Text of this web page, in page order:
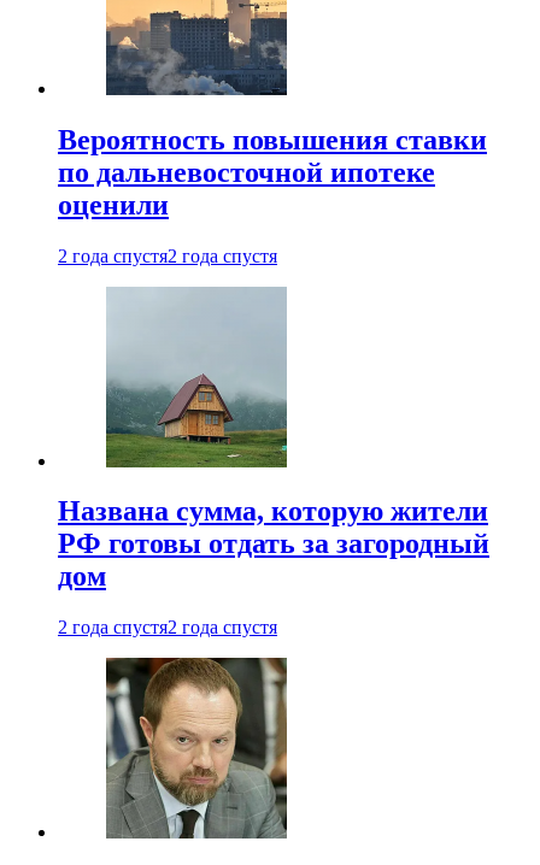
Вероятность повышения ставки
по дальневосточной ипотеке
оценили
2 года спустя2 года спустя
Названа сумма, которую жители
РФ готовы отдать за загородный
дом
2 года спустя2 года спустя